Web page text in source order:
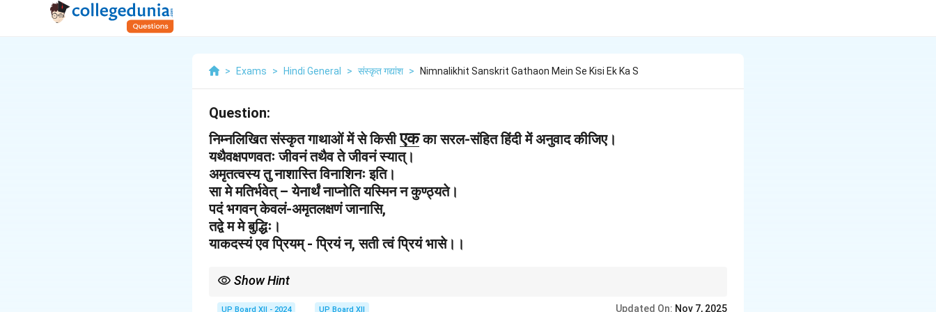
> Exams > Hindi General > संस्कृत गद्यांश > Nimnalikhit Sanskrit Gathaon Mein Se Kisi Ek Ka S
Question:
निम्नलिखित संस्कृत गाथाओं में से किसी\
u
d
r
एकका सरल-संहित हिंदी में अनुवाद कीजिए।
यथैवक्षपणवतः जीवनं तथैव ते जीवनं स्यात्।
अमृतत्वस्य तु नाशास्ति विनाशिनः इति।
सा मे मतिर्भवेत् – येनार्थं नाप्नोति यस्मिन न कुण्ठ्यते।
पदं भगवन् केवलं-अमृतलक्षणं जानासि,
तद्वे म मे बुद्धिः।
याकदस्यं एव प्रियम्- प्रियं न, सती त्वं प्रियं भासे।।
Show Hint
UP Board XII - 2024 UP Board XII Updated On: Nov 7, 2025